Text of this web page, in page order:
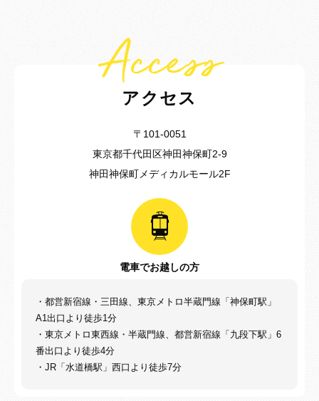
Access
アクセス
〒101-0051
東京都千代田区神田神保町2-9
神田神保町メディカルモール2F
電車でお越しの方
・都営新宿線・三田線、東京メトロ半蔵門線「神保町駅」
A1出口より徒歩1分
・東京メトロ東西線・半蔵門線、都営新宿線「九段下駅」6
番出口より徒歩4分
・JR「水道橋駅」西口より徒歩7分